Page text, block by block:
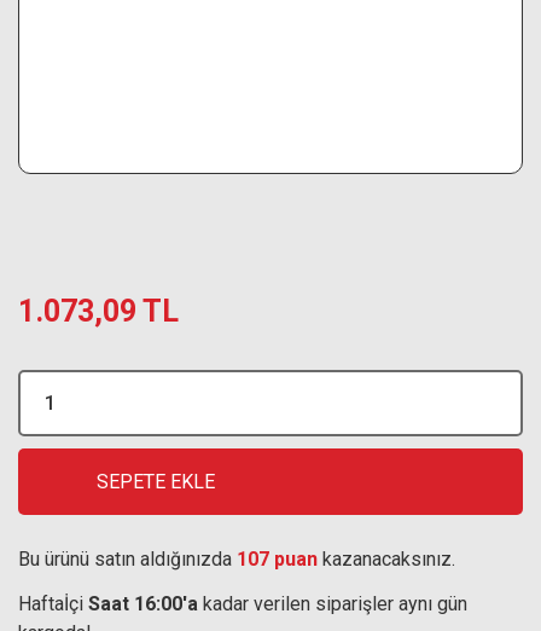
1.073,09 TL
SEPETE EKLE
Bu ürünü satın aldığınızda 107 puan kazanacaksınız.
Haftaİçi Saat 16:00'a kadar verilen siparişler aynı gün